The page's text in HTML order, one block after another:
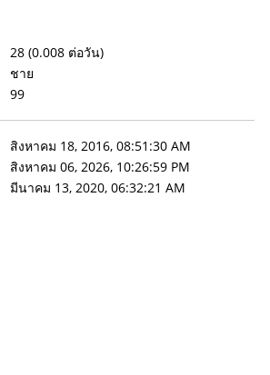
28 (0.008 ต่อวัน)
ชาย
99
สิงหาคม 18, 2016, 08:51:30 AM
สิงหาคม 06, 2026, 10:26:59 PM
มีนาคม 13, 2020, 06:32:21 AM